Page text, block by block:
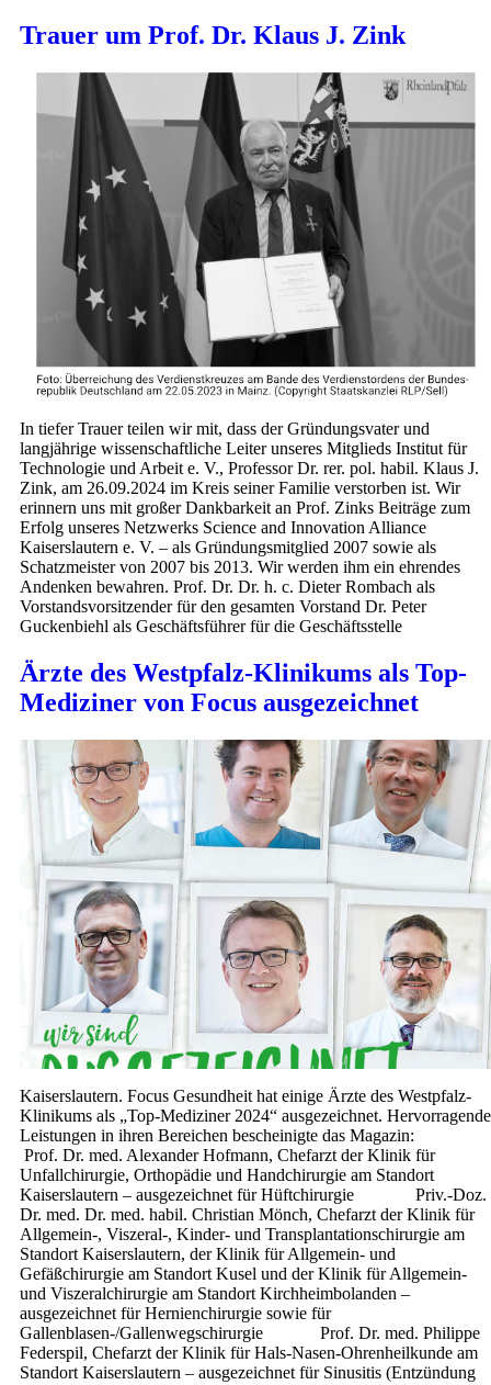
Trauer um Prof. Dr. Klaus J. Zink
In tiefer Trauer teilen wir mit, dass der Gründungsvater und
langjährige wissenschaftliche Leiter unseres Mitglieds Institut für
Technologie und Arbeit e. V., Professor Dr. rer. pol. habil. Klaus J.
Zink, am 26.09.2024 im Kreis seiner Familie verstorben ist. Wir
erinnern uns mit großer Dankbarkeit an Prof. Zinks Beiträge zum
Erfolg unseres Netzwerks Science and Innovation Alliance
Kaiserslautern e. V. – als Gründungsmitglied 2007 sowie als
Schatzmeister von 2007 bis 2013. Wir werden ihm ein ehrendes
Andenken bewahren. Prof. Dr. Dr. h. c. Dieter Rombach als
Vorstandsvorsitzender für den gesamten Vorstand Dr. Peter
Guckenbiehl als Geschäftsführer für die Geschäftsstelle
Ärzte des Westpfalz-Klinikums als Top-
Mediziner von Focus ausgezeichnet
Kaiserslautern. Focus Gesundheit hat einige Ärzte des Westpfalz-
Klinikums als „Top-Mediziner 2024“ ausgezeichnet. Hervorragende
Leistungen in ihren Bereichen bescheinigte das Magazin:
Prof. Dr. med. Alexander Hofmann, Chefarzt der Klinik für
Unfallchirurgie, Orthopädie und Handchirurgie am Standort
Kaiserslautern – ausgezeichnet für Hüftchirurgie Priv.-Doz.
Dr. med. Dr. med. habil. Christian Mönch, Chefarzt der Klinik für
Allgemein-, Viszeral-, Kinder- und Transplantationschirurgie am
Standort Kaiserslautern, der Klinik für Allgemein- und
Gefäßchirurgie am Standort Kusel und der Klinik für Allgemein-
und Viszeralchirurgie am Standort Kirchheimbolanden –
ausgezeichnet für Hernienchirurgie sowie für
Gallenblasen-/Gallenwegschirurgie Prof. Dr. med. Philippe
Federspil, Chefarzt der Klinik für Hals-Nasen-Ohrenheilkunde am
Standort Kaiserslautern – ausgezeichnet für Sinusitis (Entzündung